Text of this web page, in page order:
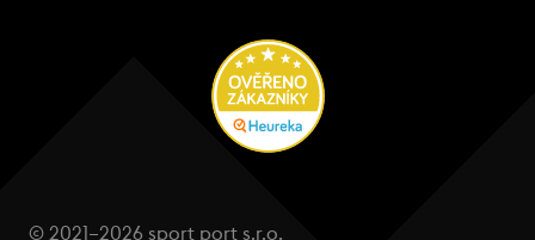
© 2021–2026 sport port s.r.o.